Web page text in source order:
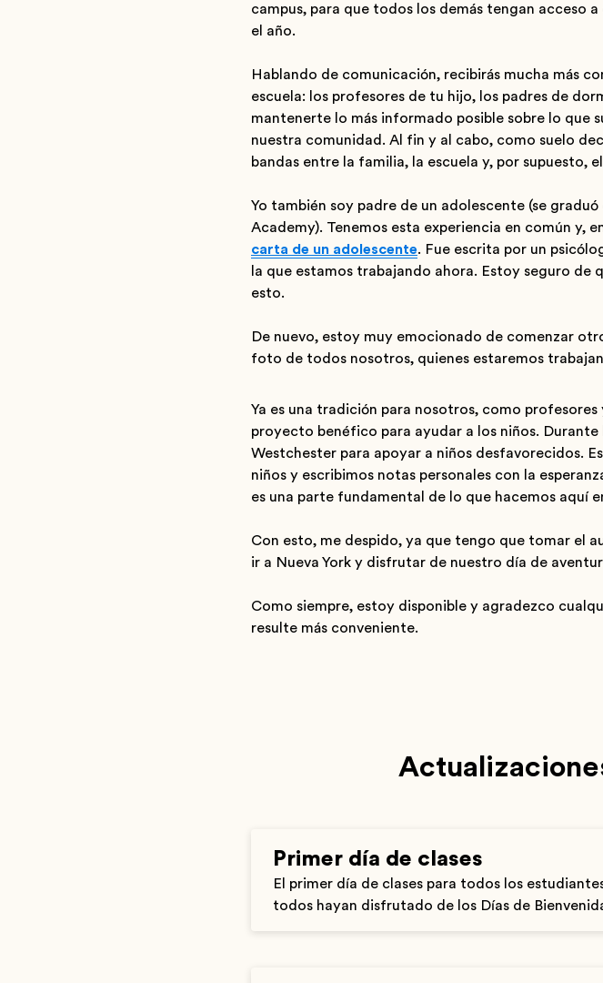
campus, para que todos los demás tengan acceso
el año.
Hablando de comunicación, recibirás mucha más
escuela: los profesores de tu hijo, los padres de
mantenerte lo más informado posible sobre lo que
nuestra comunidad. Al fin y al cabo, como suelo
bandas entre la familia, la escuela y, por supuesto,
Yo también soy padre de un adolescente (se
Academy). Tenemos esta experiencia en común y,
carta de un adolescente. Fue escrita por un
la que estamos trabajando ahora. Estoy seguro
esto.
De nuevo, estoy muy emocionado de comenzar
foto de todos nosotros, quienes estaremos
Ya es una tradición para nosotros, como
proyecto benéfico para ayudar a los niños.
Westchester para apoyar a niños desfavorecidos.
niños y escribimos notas personales con la
es una parte fundamental de lo que hacemos aquí
Con esto, me despido, ya que tengo que tomar el
ir a Nueva York y disfrutar de nuestro día de
Como siempre, estoy disponible y agradezco
resulte más conveniente.
Primer día de clases
El primer día de clases para todos los
todos hayan disfrutado de los Días de